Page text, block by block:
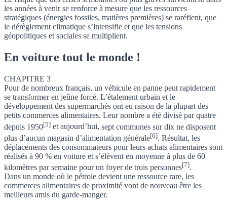
les années à venir se renforce à mesure que les ressources
stratégiques (énergies fossiles, matières premières) se raréfient, que
le dérèglement climatique s’intensifie et que les tensions
géopolitiques et sociales se multiplient.
En voiture tout le monde !
CHAPITRE 3
Pour de nombreux français, un véhicule en panne peut rapidement
se transformer en jeûne forcé. L’étalement urbain et le
développement des supermarchés ont eu raison de la plupart des
petits commerces alimentaires. Leur nombre a été divisé par quatre
depuis 1950[5] et aujourd’hui, sept communes sur dix ne disposent
plus d’aucun magasin d’alimentation générale[6]. Résultat, les
déplacements des consommateurs pour leurs achats alimentaires sont
réalisés à 90 % en voiture et s’élèvent en moyenne à plus de 60
kilomètres par semaine pour un foyer de trois personnes[7].
Dans un monde où le pétrole devient une ressource rare, les
commerces alimentaires de proximité vont de nouveau être les
meilleurs amis du garde-manger.